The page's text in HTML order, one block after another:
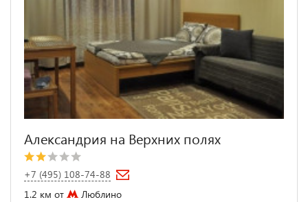
Александрия на Верхних полях
+7 (495) 108-74-88
1.2 км от
Люблино